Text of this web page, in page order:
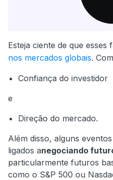
Esteja ciente de que esses
nos mercados globais.
Confiança do investidor
e
Direção do mercado.
Além disso, alguns
ligados anegociando
particularmente futuros
como o S&P 500 ou